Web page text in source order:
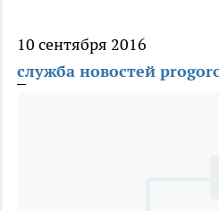
10 сентября 2016
служба новостей